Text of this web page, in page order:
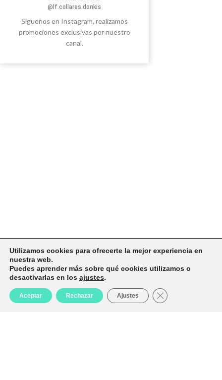
@lf.collares.donkis
Síguenos en Instagram, realizamos
promociones exclusivas por nuestro
canal.
FavoritosCarrito
Mi cuenta
Utilizamos cookies para ofrecerte la mejor experiencia en
nuestra web.
Puedes aprender más sobre qué cookies utilizamos o
desactivarlas en los ajustes.
Aceptar Rechazar Ajustes Cerrar el banner